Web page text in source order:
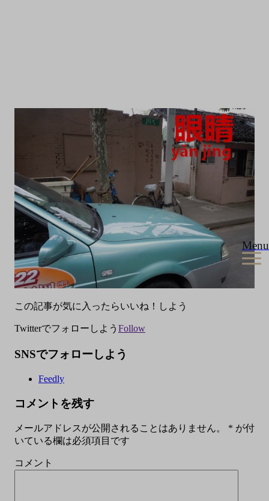
Menu
この記事が気に入ったらいいね！しよう
Twitterでフォローしよう Follow
SNSでフォローしよう
Feedly
コメントを残す
メールアドレスが公開されることはありません。 * が付
いている欄は必須項目です
コメント